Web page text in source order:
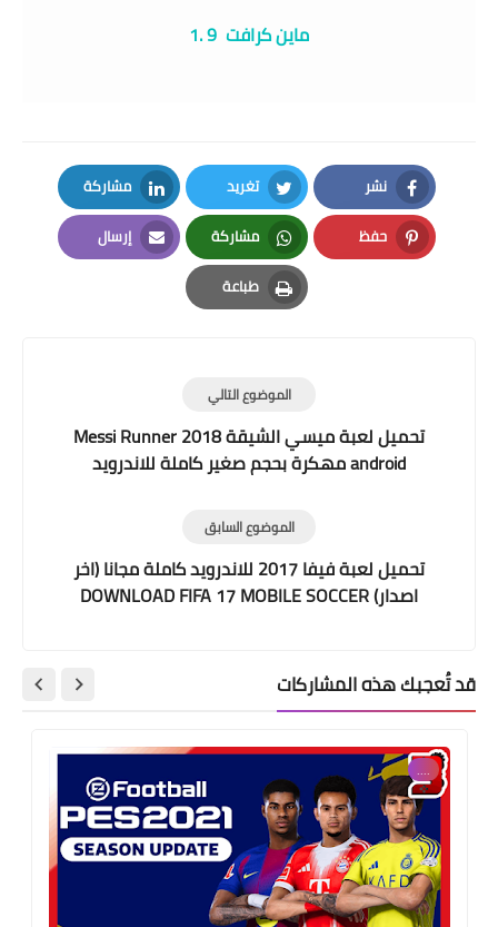
ماين كرافت 1. 9
نشر
Facebook
تغريد
Twitter
مشاركة
LinkedIn
حفظ
Pinterest
مشاركة
Whatsapp
إرسال
Email
طباعة
Print
الموضوع التالي
تحميل لعبة ميسي الشيقة Messi Runner 2018
android مهكرة بحجم صغير كاملة للاندرويد
الموضوع السابق
تحميل لعبة فيفا 2017 للاندرويد كاملة مجانا (اخر
اصدار) DOWNLOAD FIFA 17 MOBILE SOCCER
قد تُعجبك هذه المشاركات
....